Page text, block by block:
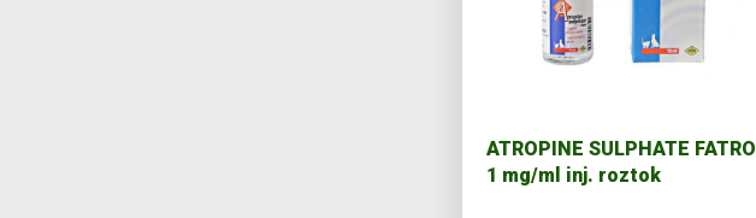
ATROPINE SULPHATE FATRO
1 mg/ml inj. roztok